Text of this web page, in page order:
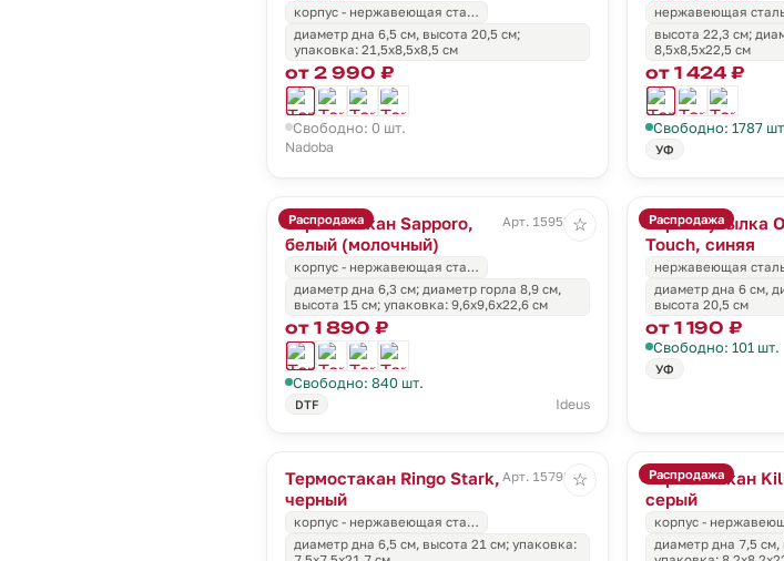
корпус - нержавеющая ста…
диаметр дна 6,5 см, высота 20,5 см;
упаковка: 21,5х8,5х8,5 см
от 2 990 ₽
Свободно: 0 шт.
Nadoba
нержавеющая
высота 22,3 см;
8,5х8,5х22,5 см
от 1 424 ₽
Свободно: 1787
УФ
Распродажа
Термостакан Sapporo,
белый (молочный)
Арт. 15953.60
корпус - нержавеющая ста…
диаметр дна 6,3 см; диаметр горла 8,9 см,
высота 15 см; упаковка: 9,6x9,6x22,6 см
от 1 890 ₽
Свободно: 840 шт.
DTF Ideus
☆ Распродажа
Термобутылка
Touch, синяя
нержавеющая
диаметр дна 6 см,
высота 20,5 см
от 1 190 ₽
Свободно: 101 шт.
УФ
Термостакан Ringo Stark,
черный
Арт. 15793.30
корпус - нержавеющая ста…
диаметр дна 6,5 см, высота 21 см; упаковка:
☆ Распродажа
Термостакан
серый
корпус -
диаметр дна 7,5 см,